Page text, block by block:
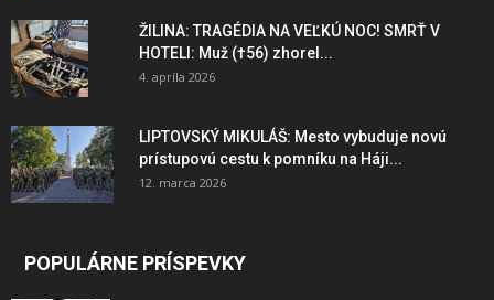
ŽILINA: TRAGÉDIA NA VEĽKÚ NOC! SMRŤ V
HOTELI: Muž (†56) zhorel...
4. apríla 2026
LIPTOVSKÝ MIKULÁŠ: Mesto vybuduje novú
prístupovú cestu k pomníku na Háji...
12. marca 2026
POPULÁRNE PRÍSPEVKY